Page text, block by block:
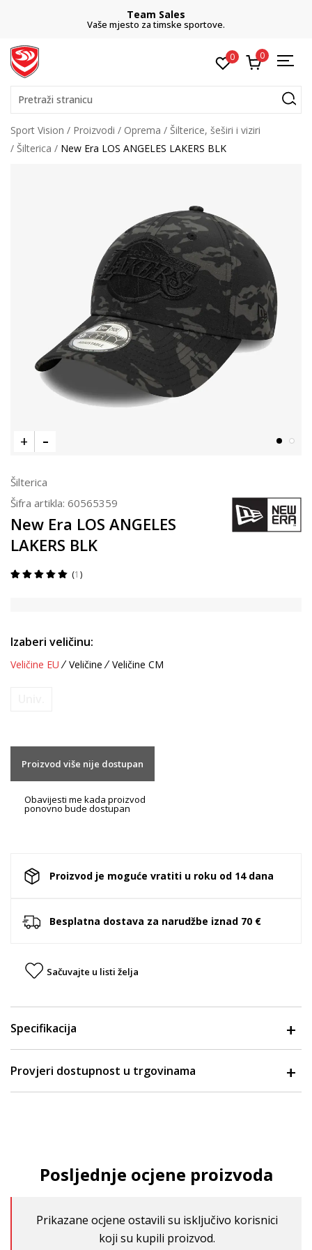
Team Sales
Vaše mjesto za timske sportove.
0 0
Pretraži stranicu
Sport Vision Proizvodi Oprema
Šilterice, šeširi i viziri
Šilterica
New Era LOS ANGELES LAKERS BLK
Šilterica
Šifra artikla: 60565359
New Era LOS ANGELES
LAKERS BLK
1
Izaberi veličinu:
Veličine EU Veličine Veličine CM
Proizvod više nije dostupan
Obavijesti me kada proizvod
ponovno bude dostupan
Proizvod je moguće vratiti u roku od 14 dana
Besplatna dostava za narudžbe iznad 70 €
Sačuvajte u listi želja
Specifikacija
Provjeri dostupnost u trgovinama
Posljednje ocjene proizvoda
Prikazane ocjene ostavili su isključivo korisnici
koji su kupili proizvod.